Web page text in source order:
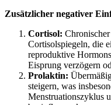
Zusätzlicher negativer
Cortisol:
Cortisolspiegeln, die
reproduktive
Eisprung verzögern
Prolaktin:
steigern, was
Menstruationszyklus